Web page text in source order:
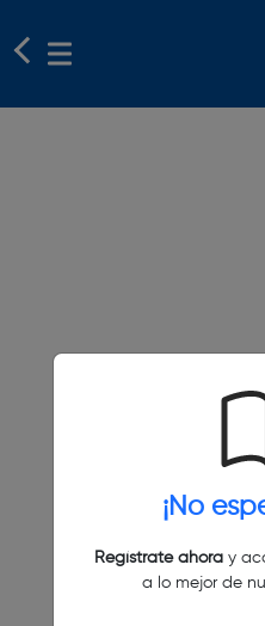
¡No
Regístrate ahoray
a lo mejor de